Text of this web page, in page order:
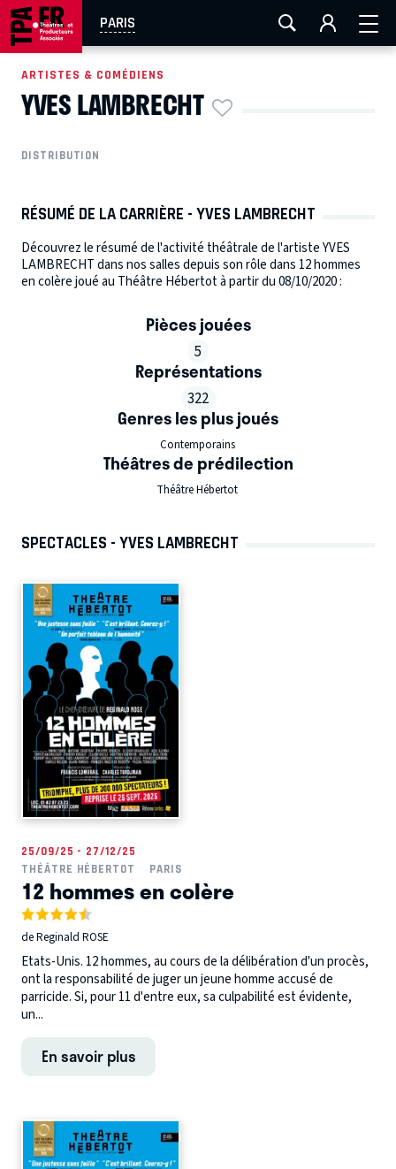
PARIS
AIX-MARSEILLE LA ROCHELLE
EN TOURNÉE
ARTISTES & COMÉDIENS
YVES LAMBRECHT
DISTRIBUTION
RÉSUMÉ DE LA CARRIÈRE - YVES LAMBRECHT
Découvrez le résumé de l'activité théâtrale de l'artiste YVES
LAMBRECHT dans nos salles depuis son rôle dans 12 hommes
en colère joué au Théâtre Hébertot à partir du 08/10/2020 :
Pièces jouées
5
Représentations
322
Genres les plus joués
Contemporains
Théâtres de prédilection
Théâtre Hébertot
SPECTACLES - YVES LAMBRECHT
25/09/25 - 27/12/25
THÉÂTRE HÉBERTOT
PARIS
12 hommes en colère
de Reginald ROSE
Etats-Unis. 12 hommes, au cours de la délibération d'un procès,
ont la responsabilité de juger un jeune homme accusé de
parricide. Si, pour 11 d'entre eux, sa culpabilité est évidente,
un...
En savoir plus